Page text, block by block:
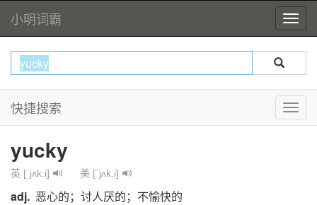
小明词霸
快捷搜索
yucky
英 [ˈjʌk.i] 美 [ˈjʌk.i]
adj. 恶心的；讨人厌的；不愉快的